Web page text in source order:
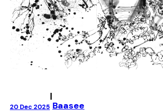
20 Dec 2025
|
Baasee